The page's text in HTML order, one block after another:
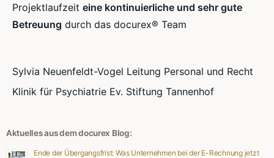
Projektlaufzeit eine kontinuierliche und sehr gute
Betreuung durch das docurex® Team
Sylvia Neuenfeldt-Vogel Leitung Personal und Recht
Klinik für Psychiatrie Ev. Stiftung Tannenhof
Aktuelles aus dem docurex Blog:
Ende der Übergangsfrist: Was Unternehmen bei der E-Rechnung jetzt